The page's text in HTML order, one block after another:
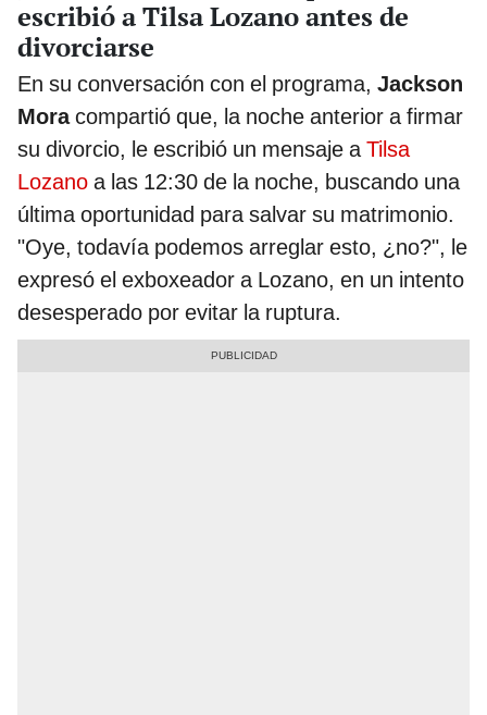
escribió a Tilsa Lozano antes de
divorciarse
En su conversación con el programa, Jackson
Moracompartió que, la noche anterior a firmar
su divorcio, le escribió un mensaje aTilsa
Lozano a las 12:30 de la noche, buscando una
última oportunidad para salvar su matrimonio.
"Oye, todavía podemos arreglar esto, ¿no?", le
expresó el exboxeador a Lozano, en un intento
desesperado por evitar la ruptura.